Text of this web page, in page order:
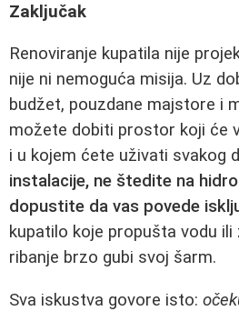
Zaključak
Renoviranje kupatila nije
nije ni nemoguća misija. Uz
budžet, pouzdane majstore i
možete dobiti prostor koji će
i u kojem ćete uživati svakog
instalacije, ne štedite na
dopustite da vas povede
kupatilo koje propušta vodu
ribanje brzo gubi svoj šarm.
Sva iskustva govore isto: